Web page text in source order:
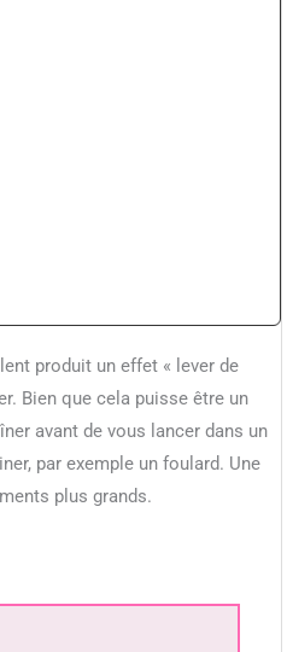
produit un effet « lever de
Bien que cela puisse être un
avant de vous lancer dans un
par exemple un foulard. Une
plus grands.